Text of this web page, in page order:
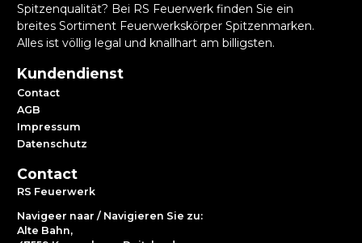
Spitzenqualität? Bei RS Feuerwerk finden Sie ein
breites Sortiment Feuerwerkskörper Spitzenmarken.
Alles ist völlig legal und knallhart am billigsten.
Kundendienst
Contact
AGB
Impressum
Datenschutz
Contact
RS Feuerwerk
Navigeer naar / Navigieren Sie zu:
Alte Bahn,